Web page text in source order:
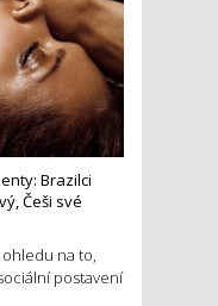
Brazilci
Češi své
na to,
postavení